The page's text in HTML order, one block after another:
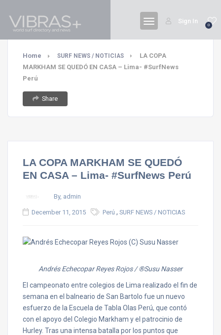
0
Sign In
Home SURF NEWS / NOTICIAS
LA COPA
MARKHAM SE QUEDÓ EN CASA – Lima- #SurfNews
Perú
Share
LA COPA MARKHAM SE QUEDÓ
EN CASA – Lima- #SurfNews Perú
By, admin
December 11, 2015 Perú , SURF NEWS / NOTICIAS
Andrés Echecopar Reyes Rojos / ®Susu Nasser
El campeonato entre colegios de Lima realizado el fin de
semana en el balneario de San Bartolo fue un nuevo
esfuerzo de la Escuela de Tabla Olas Perú, que contó
con el apoyo del Colegio Markham y el patrocinio de
Hurley. Tras una intensa batalla por los puntos que